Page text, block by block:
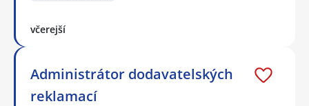
včerejší
Administrátor dodavatelských
reklamací